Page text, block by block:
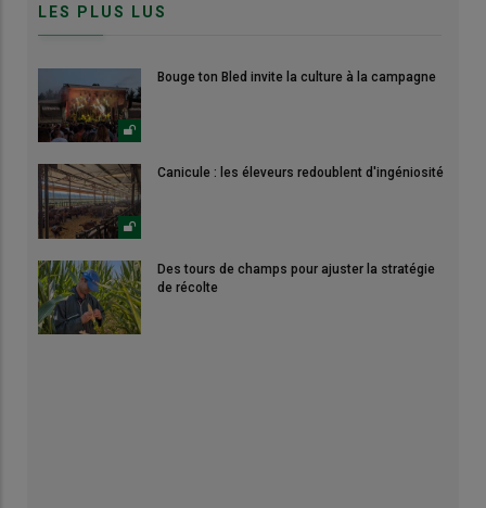
LES PLUS LUS
Bouge ton Bled invite la culture à la campagne
Canicule : les éleveurs redoublent d'ingéniosité
Des tours de champs pour ajuster la stratégie
de récolte